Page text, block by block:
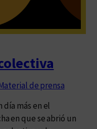
de prensa
día más en el
en que se abrió un